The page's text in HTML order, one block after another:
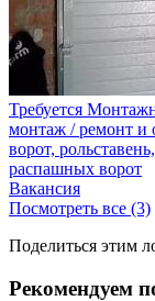
Требуется
монтаж / ремонт и
ворот,
распашных ворот
Вакансия
Посмотреть все (3)
Поделиться этим
Рекомендуем